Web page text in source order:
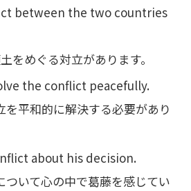
between the two countries
をめぐる対立があります。
the conflict peacefully.
を平和的に解決する必要があり
about his decision.
ついて心の中で葛藤を感じてい